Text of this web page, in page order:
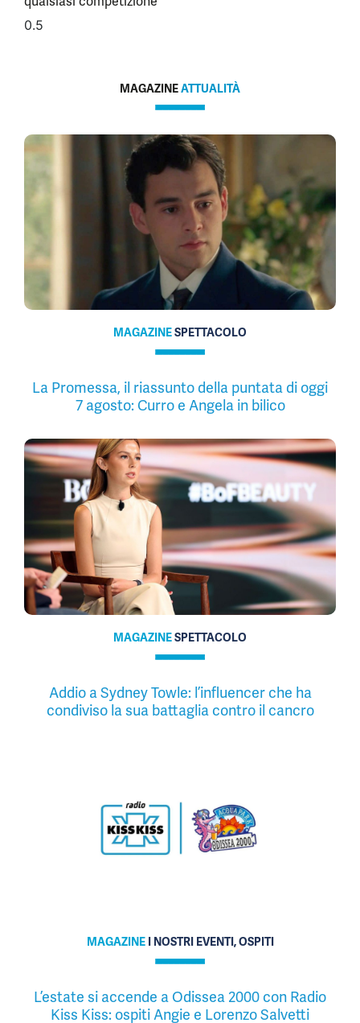
MAGAZINEATTUALITÀ
MAGAZINESPETTACOLO
La Promessa, il riassunto della puntata di oggi
7 agosto: Curro e Angela in bilico
MAGAZINESPETTACOLO
Addio a Sydney Towle: l’influencer che ha
condiviso la sua battaglia contro il cancro
MAGAZINE I NOSTRI EVENTI, OSPITI
L’estate si accende a Odissea 2000 con Radio
Kiss Kiss: ospiti Angie e Lorenzo Salvetti